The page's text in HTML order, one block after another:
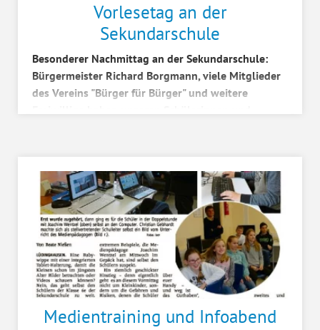
Vorlesetag an der
Sekundarschule
Besonderer Nachmittag an der Sekundarschule:
Bürgermeister Richard Borgmann, viele Mitglieder
des Vereins "Bürger für Bürger" und weitere
Medientraining und Infoabend